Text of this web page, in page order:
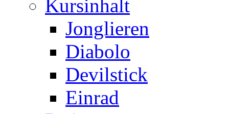
Kursinhalt
Jonglieren
Diabolo
Devilstick
Einrad